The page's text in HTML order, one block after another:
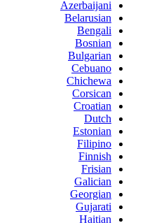
Azerbaijani
Belarusian
Bengali
Bosnian
Bulgarian
Cebuano
Chichewa
Corsican
Croatian
Dutch
Estonian
Filipino
Finnish
Frisian
Galician
Georgian
Gujarati
Haitian